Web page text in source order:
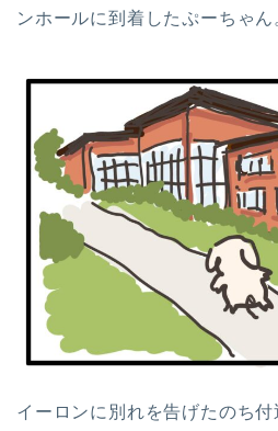
ンホールに到着したぷーちゃん
イーロンに別れを告げたのち付